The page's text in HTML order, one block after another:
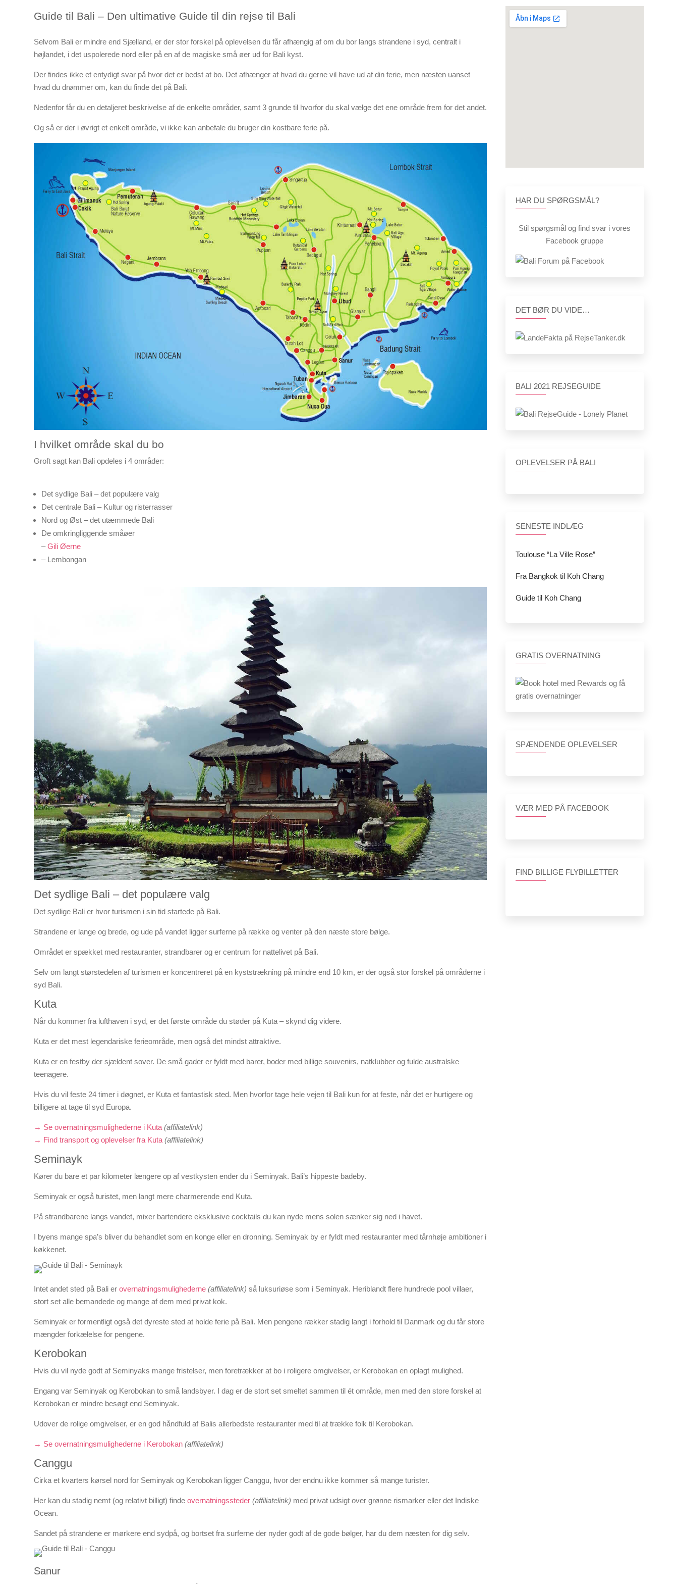
Guide til Bali – Den ultimative Guide til din rejse til Bali
Selvom Bali er mindre end Sjælland, er der stor forskel på oplevelsen du får afhængig af om du bor langs strandene i syd, centralt i
højlandet, i det uspolerede nord eller på en af de magiske små øer ud for Bali kyst.
Der findes ikke et entydigt svar på hvor det er bedst at bo. Det afhænger af hvad du gerne vil have ud af din ferie, men næsten uanset
hvad du drømmer om, kan du finde det på Bali.
Nedenfor får du en detaljeret beskrivelse af de enkelte områder, samt 3 grunde til hvorfor du skal vælge det ene område frem for det andet.
Og så er der i øvrigt et enkelt område, vi ikke kan anbefale du bruger din kostbare ferie på.
I hvilket område skal du bo
Groft sagt kan Bali opdeles i 4 områder:
Det sydlige Bali – det populære valg
Det centrale Bali – Kultur og risterrasser
Nord og Øst – det utæmmede Bali
De omkringliggende småøer
–Gili Øerne
– Lembongan
Det sydlige Bali – det populære valg
Det sydlige Bali er hvor turismen i sin tid startede på Bali.
Strandene er lange og brede, og ude på vandet ligger surferne på række og venter på den næste store bølge.
Området er spækket med restauranter, strandbarer og er centrum for nattelivet på Bali.
Selv om langt størstedelen af turismen er koncentreret på en kyststrækning på mindre end 10 km, er der også stor forskel på områderne i
syd Bali.
Kuta
Når du kommer fra lufthaven i syd, er det første område du støder på Kuta – skynd dig videre.
Kuta er det mest legendariske ferieområde, men også det mindst attraktive.
Kuta er en festby der sjældent sover. De små gader er fyldt med barer, boder med billige souvenirs, natklubber og fulde australske
teenagere.
Hvis du vil feste 24 timer i døgnet, er Kuta et fantastisk sted. Men hvorfor tage hele vejen til Bali kun for at feste, når det er hurtigere og
billigere at tage til syd Europa.
→ Se overnatningsmulighederne i Kuta (affiliatelink)
→ Find transport og oplevelser fra Kuta (affiliatelink)
Seminayk
Kører du bare et par kilometer længere op af vestkysten ender du i Seminyak. Bali’s hippeste badeby.
Seminyak er også turistet, men langt mere charmerende end Kuta.
På strandbarene langs vandet, mixer bartendere eksklusive cocktails du kan nyde mens solen sænker sig ned i havet.
I byens mange spa’s bliver du behandlet som en konge eller en dronning. Seminyak by er fyldt med restauranter med tårnhøje ambitioner i
køkkenet.
Intet andet sted på Bali erovernatningsmulighederne (affiliatelink)så luksuriøse som i Seminyak. Heriblandt flere hundrede pool villaer,
stort set alle bemandede og mange af dem med privat kok.
Seminyak er formentligt også det dyreste sted at holde ferie på Bali. Men pengene rækker stadig langt i forhold til Danmark og du får store
mængder forkælelse for pengene.
Kerobokan
Hvis du vil nyde godt af Seminyaks mange fristelser, men foretrækker at bo i roligere omgivelser, er Kerobokan en oplagt mulighed.
Engang var Seminyak og Kerobokan to små landsbyer. I dag er de stort set smeltet sammen til ét område, men med den store forskel at
Kerobokan er mindre besøgt end Seminyak.
Udover de rolige omgivelser, er en god håndfuld af Balis allerbedste restauranter med til at trække folk til Kerobokan.
→ Se overnatningsmulighederne i Kerobokan (affiliatelink)
Canggu
Cirka et kvarters kørsel nord for Seminyak og Kerobokan ligger Canggu, hvor der endnu ikke kommer så mange turister.
Her kan du stadig nemt (og relativt billigt) findeovernatningssteder (affiliatelink) med privat udsigt over grønne rismarker eller det Indiske
Ocean.
Sandet på strandene er mørkere end sydpå, og bortset fra surferne der nyder godt af de gode bølger, har du dem næsten for dig selv.
Sanur
HAR DU SPØRGSMÅL?
Stil spørgsmål og find svar i vores
Facebook gruppe
DET BØR DU VIDE…
BALI 2021 REJSEGUIDE
OPLEVELSER PÅ BALI
SENESTE INDLÆG
Toulouse “La Ville Rose”
Fra Bangkok til Koh Chang
Guide til Koh Chang
GRATIS OVERNATNING
SPÆNDENDE OPLEVELSER
VÆR MED PÅ FACEBOOK
FIND BILLIGE FLYBILLETTER